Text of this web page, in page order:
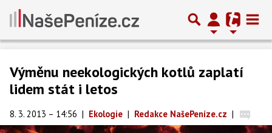
Výměnu neekologických kotlů zaplatí
lidem stát i letos
8. 3. 2013 – 14:56 | Ekologie | Redakce NašePeníze.cz |